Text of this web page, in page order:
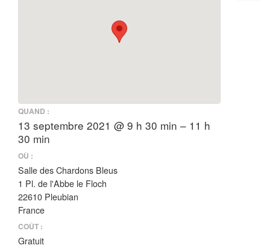
QUAND :
13 septembre 2021 @ 9 h 30 min – 11 h
30 min
OÙ :
Salle des Chardons Bleus
1 Pl. de l'Abbe le Floch
22610 Pleubian
France
COÛT :
Gratuit